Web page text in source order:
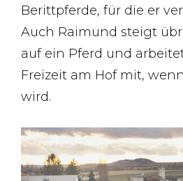
Berittpferde, für die er
Auch Raimund steigt
auf ein Pferd und
Freizeit am Hof mit,
wird.